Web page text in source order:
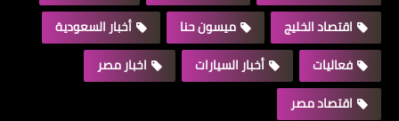
اقتصاد الخليج
ميسون حنا
أخبار السعودية
فعاليات
أخبار السيارات
اخبار مصر
اقتصاد مصر